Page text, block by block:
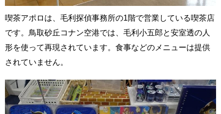
喫茶アポロは、毛利探偵事務所の1階で営業している喫茶店
です。鳥取砂丘コナン空港では、毛利小五郎と安室透の人
形を使って再現されています。食事などのメニューは提供
されていません。